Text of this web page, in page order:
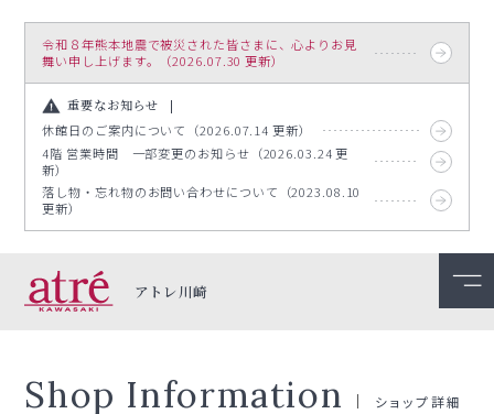
令和８年熊本地震で被災された皆さまに、心よりお見
舞い申し上げます。（2026.07.30 更新）
重要なお知らせ
休館日のご案内について（2026.07.14 更新）
4階 営業時間 一部変更のお知らせ（2026.03.24 更
新）
落し物・忘れ物のお問い合わせについて（2023.08.10
更新）
アトレ川崎
Shop Information ショップ詳細